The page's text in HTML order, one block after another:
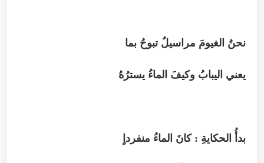
نحنُ الغيومَ مراسيلٌ تبوحُ بما
يعني اليبابُ وكيفَ الماءُ يسترُهُ
بدأُ الحكايةِ : كانَ الماءُ منفرداٍ